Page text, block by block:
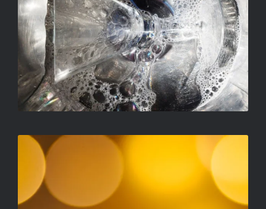
RADULOVIC ATTILA – NAGYAPÁM